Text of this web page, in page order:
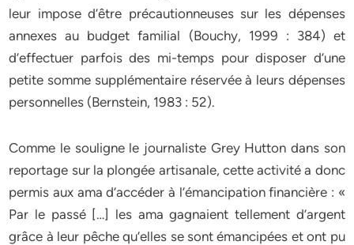
leur impose d’être précautionneuses sur les dépenses
annexes au budget familial (Bouchy, 1999 : 384) et
d’effectuer parfois des mi-temps pour disposer d’une
petite somme supplémentaire réservée à leurs dépenses
personnelles (Bernstein, 1983 : 52).
Comme le souligne le journaliste Grey Hutton dans son
reportage sur la plongée artisanale, cette activité a donc
permis aux ama d’accéder à l’émancipation financière : «
Par le passé […] les ama gagnaient tellement d’argent
grâce à leur pêche qu’elles se sont émancipées et ont pu